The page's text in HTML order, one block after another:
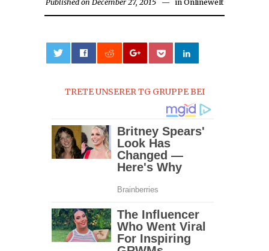
Published on December 27, 2015December
in Onlinewelt
TRETE UNSERER TG GRUPPE BEI